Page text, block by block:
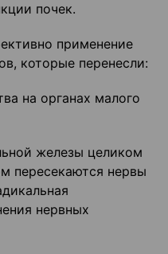
почек.
применение
которые перенесли:
на органах малого
железы целиком
пересекаются нервы
нервных